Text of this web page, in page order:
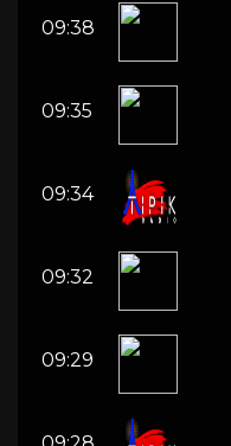
09:38
09:35
09:34
09:32
09:29